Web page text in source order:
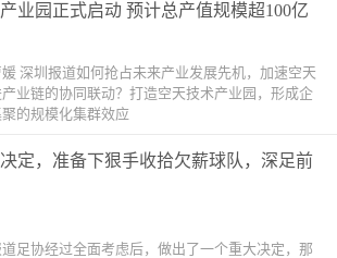
业园正式启动 预计总产值规模超100亿
深圳报道如何抢占未来产业发展先机，加速空天
业链的协同联动？打造空天技术产业园，形成企
的规模化集群效应
定，准备下狠手收拾欠薪球队，深足前
足协经过全面考虑后，做出了一个重大决定，那